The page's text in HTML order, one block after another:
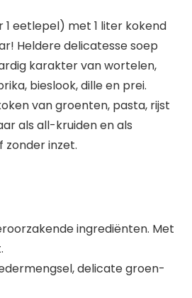
1 eetlepel) met 1 liter kokend
Heldere delicatesse soep
karakter van wortelen,
bieslook, dille en prei.
van groenten, pasta, rijst
als all-kruiden en als
zonder inzet.
ingrediënten. Met
delicate groen-